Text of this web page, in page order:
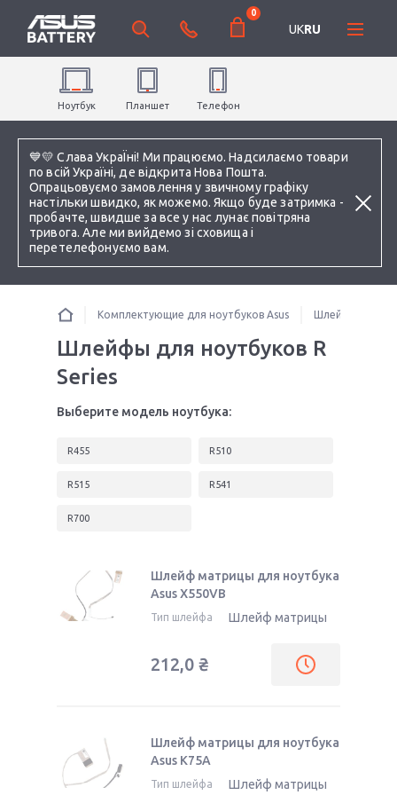
💙💛 Слава УкраЇні! Ми працюємо. Надсилаємо товари
по всій Україні, де відкрита Нова Пошта.
Опрацьовуємо замовлення у звичному графіку
настільки швидко, як можемо. Якщо буде затримка -
пробачте, швидше за все у нас лунає повітряна
тривога. Але ми вийдемо зі сховища і
перетелефонуємо вам.
0
UKRU
Ноутбук Планшет Телефон
Комплектующие для ноутбуков Asus Шлейфы для
Шлейфы для ноутбуков R
Series
Выберите модель ноутбука:
R455 R510
R515 R541
R700
Шлейф матрицы для ноутбука
Asus X550VB
Тип шлейфа Шлейф матрицы
212,0 ₴
Шлейф матрицы для ноутбука
Asus K75A
Тип шлейфа Шлейф матрицы